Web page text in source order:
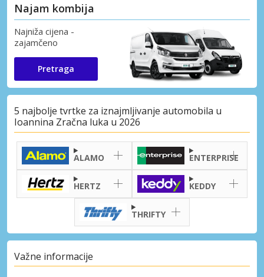
Najam kombija
Najniža cijena -
zajamčeno
Pretraga
5 najbolje tvrtke za iznajmljivanje automobila u
Ioannina Zračna luka u 2026
ALAMO ENTERPRISE
HERTZ KEDDY
THRIFTY
Važne informacije